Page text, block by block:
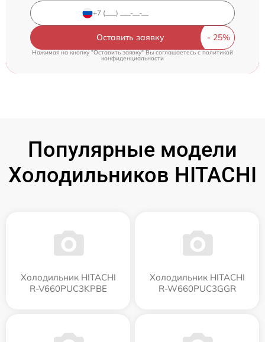
Оставить заявку
Нажимая на кнопку "Оставить заявку" Вы соглашаетесь cполитикой
конфиденциальности
Популярные модели
Холодильников HITACHI
Холодильник HITACHI
R-V660PUC3KPBE
Холодильник HITACHI
R-W660PUC3GGR